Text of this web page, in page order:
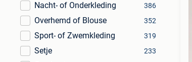
Nacht- of Onderkleding 386
Overhemd of Blouse 352
Sport- of Zwemkleding 319
Setje 233